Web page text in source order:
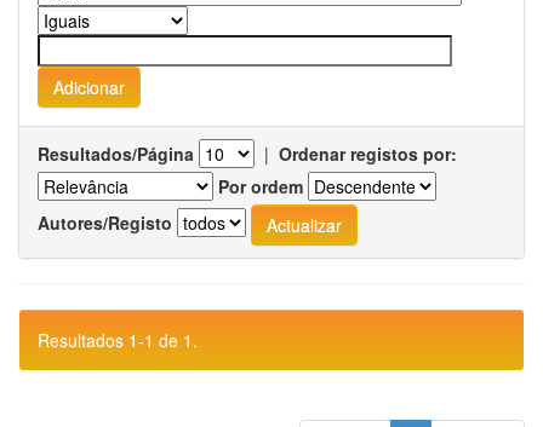
Resultados/Página | Ordenar registos por:
Por ordem
Autores/Registo
Resultados 1-1 de 1.